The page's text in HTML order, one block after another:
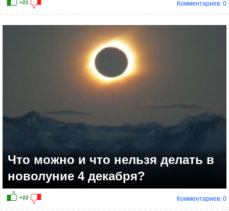
Комментариев: 0
Что можно и что нельзя делать в
новолуние 4 декабря?
Комментариев: 0